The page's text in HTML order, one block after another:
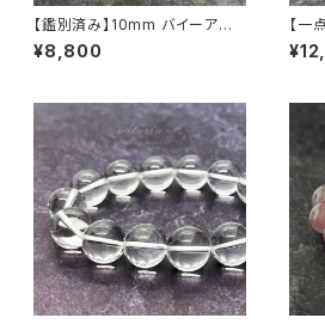
【鑑別済み】10mm バイーア州
産 ゴールデン ルチルクォーツ ブ
レスレット【画像現物・RT02】
¥8,800
【一
ル産
スト